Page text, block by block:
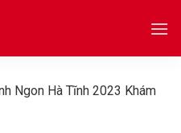
Ngon Hà Tĩnh 2023 Khám